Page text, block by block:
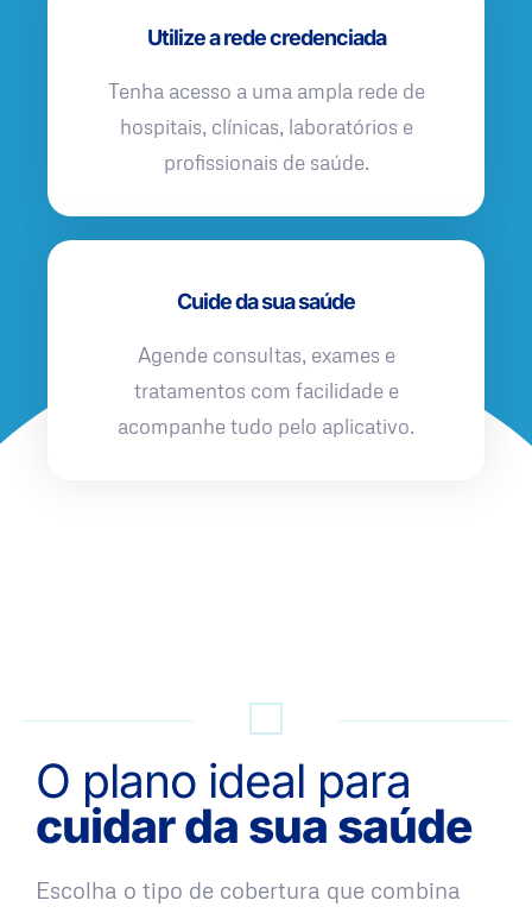
Utilize a rede credenciada
Tenha acesso a uma ampla rede de
hospitais, clínicas, laboratórios e
profissionais de saúde.
Cuide da sua saúde
Agende consultas, exames e
tratamentos com facilidade e
acompanhe tudo pelo aplicativo.
O plano ideal para
cuidar da sua saúde
Escolha o tipo de cobertura que combina